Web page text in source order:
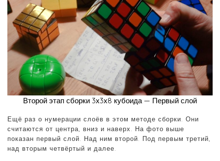
Второй этап сборки 3х3х8 кубоида — Первый слой
Ещё раз о нумерации слоёв в этом методе сборки. Они
считаются от центра, вниз и наверх. На фото выше
показан первый слой. Над ним второй. Под первым третий,
над вторым четвёртый и далее.